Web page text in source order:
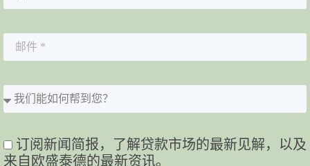
订阅新闻简报，了解贷款市场的最新见解，以及
来自欧盛泰德的最新资讯。